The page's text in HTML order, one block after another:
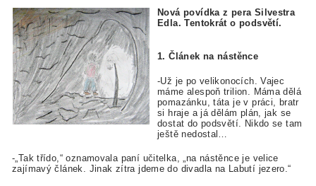
Nová povídka z pera Silvestra
Edla. Tentokrát o podsvětí.
1. Článek na nástěnce
-Už je po velikonocích. Vajec
máme alespoň trilion. Máma dělá
pomazánku, táta je v práci, bratr
si hraje a já dělám plán, jak se
dostat do podsvětí. Nikdo se tam
ještě nedostal…
-„Tak třído,“ oznamovala paní učitelka, „na nástěnce je velice
zajímavý článek. Jinak zítra jdeme do divadla na Labutí jezero.“